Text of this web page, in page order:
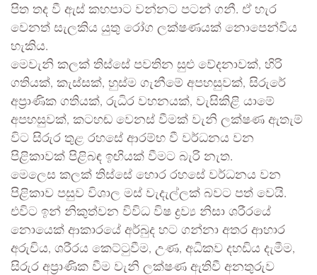
පිත තද වී ඇස් කහපාට වන්නට පටන් ගනී. ඒ හැර
වෙනත් සැලකිය යුතු රෝග ලක්ෂණයක් නොපෙන්විය
හැකිය.
මෙවැනි කලක් තිස්සේ පවතින සුළු වේදනාවක්, හිරි
ගතියක්, කැස්සක්, හුස්ම ගැනීමේ අපහසුවක්, සිරුරේ
අප්‍රාණික ගතියක්, රුධිර වහනයක්, වැසිකිළි යාමේ
අපහසුවක්, කටහඬ වෙනස් වීමක් වැනි ලක්ෂණ ඇතැම්
විට සිරුර තුළ රහසේ ආරම්භ වී වර්ධනය වන
පිළිකාවක් පිළිබඳ ඉඟියක් වීමට බැරි නැත.
මෙලෙස කලක් තිස්සේ හොර රහසේ වර්ධනය වන
පිළිකාව පසුව විශාල මස් වැදැල්ලක් බවට පත් වෙයි.
එවිට ඉන් නිකුත්වන විවිධ විෂ ද්‍රව්‍ය නිසා ශරීරයේ
නොයෙක් ආකාරයේ අර්බුද හට ගන්නා අතර ආහාර
අරුචිය, ශරීරය කෙට්ටුවීම, උණ, අධිකව දහඩිය දැමීම,
සිරුර අප්‍රාණික වීම වැනි ලක්ෂණ ඇතිවී අනතුරුව